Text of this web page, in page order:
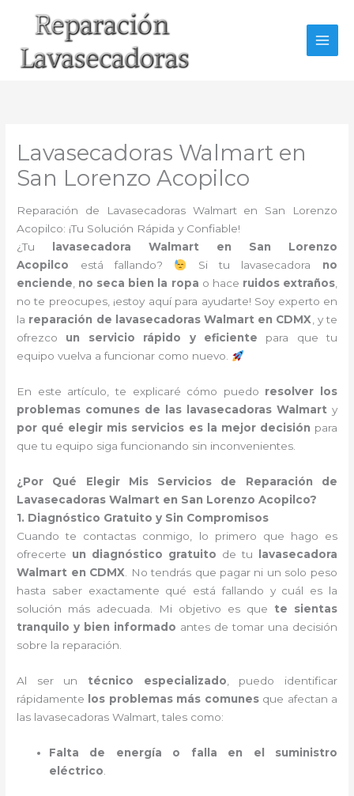
Lavasecadoras Walmart en
San Lorenzo Acopilco
Reparación de Lavasecadoras Walmart en San Lorenzo
Acopilco: ¡Tu Solución Rápida y Confiable!
¿Tu
lavasecadora Walmart en San Lorenzo
Acopilco está fallando? Si tu lavasecadora no
enciende, no seca bien la ropa o hace ruidos extraños,
no te preocupes, ¡estoy aquí para ayudarte! Soy experto en
la reparación de lavasecadoras Walmart en CDMX, y te
ofrezco un servicio rápido y eficiente para que tu
equipo vuelva a funcionar como nuevo.
En este artículo, te explicaré cómo puedo resolver los
problemas comunes de las lavasecadoras Walmart y
por qué elegir mis servicios es la mejor decisión para
que tu equipo siga funcionando sin inconvenientes.
¿Por Qué Elegir Mis Servicios de Reparación de
Lavasecadoras Walmart en San Lorenzo Acopilco?
1. Diagnóstico Gratuito y Sin Compromisos
Cuando te contactas conmigo, lo primero que hago es
ofrecerte un diagnóstico gratuito de tu
lavasecadora
Walmart en CDMX . No tendrás que pagar ni un solo peso
hasta saber exactamente qué está fallando y cuál es la
solución más adecuada. Mi objetivo es que te sientas
tranquilo y bien informado antes de tomar una decisión
sobre la reparación.
Al ser un técnico especializado , puedo identificar
rápidamente
los problemas más comunesque afectan a
las lavasecadoras Walmart, tales como:
Falta de energía o falla en el suministro
eléctrico